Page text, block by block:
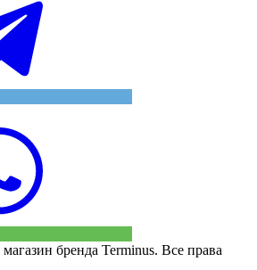
бренда Terminus. Все права